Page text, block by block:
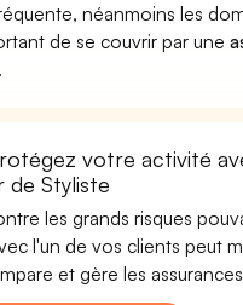
néanmoins les
de se couvrir par une
.
votre activité
de Styliste
les grands risques
l'un de vos clients peut
et gère les